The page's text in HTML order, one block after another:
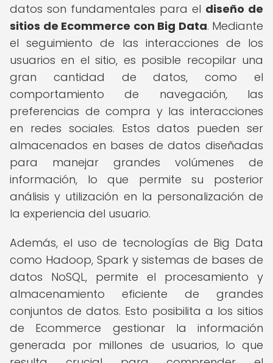
datos son fundamentales para el diseño de
sitios de Ecommerce con Big Data. Mediante
el seguimiento de las interacciones de los
usuarios en el sitio, es posible recopilar una
gran cantidad de datos, como el
comportamiento de navegación, las
preferencias de compra y las interacciones
en redes sociales. Estos datos pueden ser
almacenados en bases de datos diseñadas
para manejar grandes volúmenes de
información, lo que permite su posterior
análisis y utilización en la personalización de
la experiencia del usuario.
Además, el uso de tecnologías de Big Data
como Hadoop, Spark y sistemas de bases de
datos NoSQL, permite el procesamiento y
almacenamiento eficiente de grandes
conjuntos de datos. Esto posibilita a los sitios
de Ecommerce gestionar la información
generada por millones de usuarios, lo que